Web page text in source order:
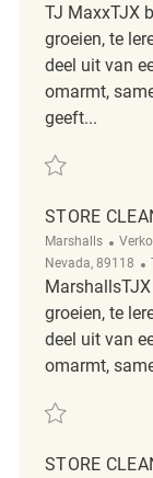
TJ MaxxTJX
groeien, te
deel uit van
omarmt,
geeft...
Redden Retail
STORE
Marshalls
Nevada, 89118
groeien, te
deel uit van
omarmt,
Redden Store
STORE